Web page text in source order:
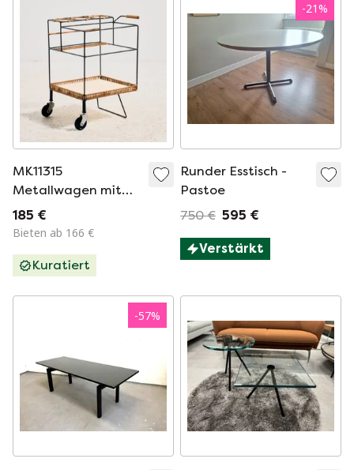
MK11315
Metallwagen mit
Bambus- und
Korbgeflechtdetails
185 €
Bieten ab 166 €
Kuratiert
-21%
Runder Esstisch -
Pastoe
750 € 595 €
Verstärkt
-57%